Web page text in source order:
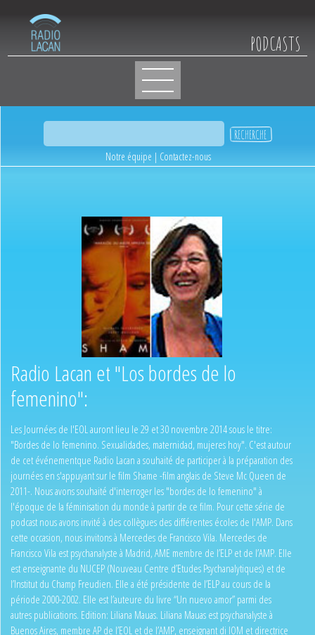
PODCASTS
Notre équipe | Contactez-nous
Radio Lacan et "Los bordes de lo
femenino":
Les Journées de l'EOL auront lieu le 29 et 30 novembre 2014 sous le titre:
"Bordes de lo femenino. Sexualidades, maternidad, mujeres hoy". C'est autour
de cet événementque Radio Lacan a souhaité de participer à la préparation des
journées en s'appuyant sur le film Shame -film anglais de Steve Mc Queen de
2011-. Nous avons souhaité d'interroger les "bordes de lo femenino" à
l'époque de la féminisation du monde à partir de ce film. Pour cette série de
podcast nous avons invité à des collègues des différentes écoles de l'AMP. Dans
cette occasion, nous invitons à Mercedes de Francisco Vila. Mercedes de
Francisco Vila est psychanalyste à Madrid, AME membre de l’ELP et de l’AMP. Elle
est enseignante du NUCEP (Nouveau Centre d’Etudes Psychanalytiques) et de
l’Institut du Champ Freudien. Elle a été présidente de l’ELP au cours de la
période 2000-2002. Elle est l’auteure du livre “Un nuevo amor” parmi des
autres publications. Edition: Liliana Mauas. Liliana Mauas est psychanalyste à
Buenos Aires, membre AP de l’EOL et de l’AMP, enseignant di IOM et directrice